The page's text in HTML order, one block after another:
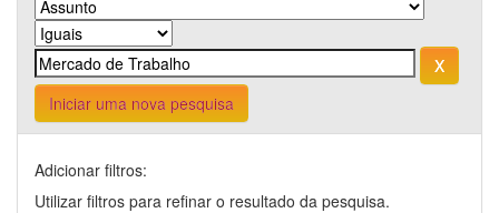
Iniciar uma nova pesquisa
Adicionar filtros:
Utilizar filtros para refinar o resultado da pesquisa.